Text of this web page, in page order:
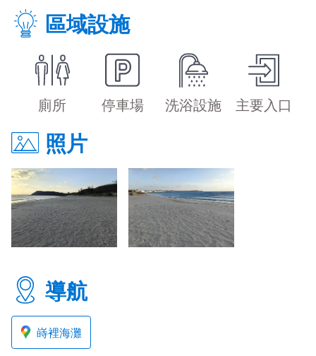
區域設施
廁所 停車場 洗浴設施 主要入口
照片
導航
嵵裡海灘